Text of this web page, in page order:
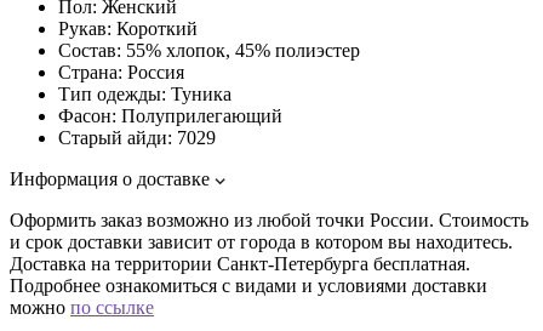
Пол: Женский
Рукав: Короткий
Состав: 55% хлопок, 45% полиэстер
Страна: Россия
Тип одежды: Туника
Фасон: Полуприлегающий
Старый айди: 7029
Информация о доставке
Оформить заказ возможно из любой точки России. Стоимость
и срок доставки зависит от города в котором вы находитесь.
Доставка на территории Санкт-Петербурга бесплатная.
Подробнее ознакомиться с видами и условиями доставки
можно по ссылке